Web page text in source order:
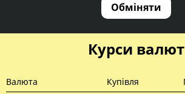
Обміняти
Курси валют
Валюта Купівля